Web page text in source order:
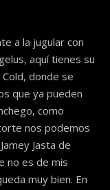
a la jugular con
aquí tienes su
donde se
que ya pueden
como
nos podemos
Jasta de
no es de mis
muy bien. En